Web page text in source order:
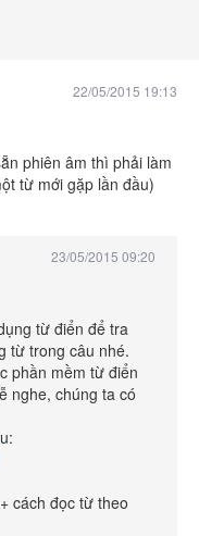
22/05/2015 19:13
phiên âm thì phải làm
từ mới gặp lần đầu)
23/05/2015 09:20
từ điển để tra
từ trong câu nhé.
phần mềm từ điển
nghe, chúng ta có
cách đọc từ theo